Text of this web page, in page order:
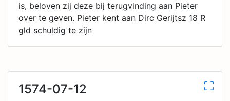
is, beloven zij deze bij terugvinding aan Pieter
over te geven. Pieter kent aan Dirc Gerijtsz 18 R
gld schuldig te zijn
1574-07-12